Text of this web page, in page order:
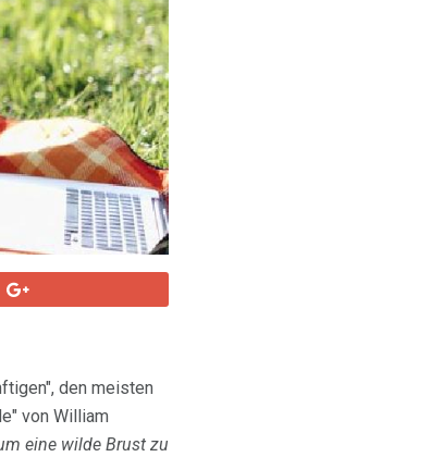
den meisten
von William
eine wilde Brust zu